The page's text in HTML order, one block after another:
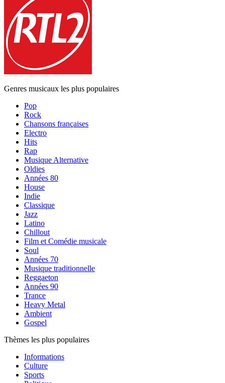
Genres musicaux les plus populaires
Pop
Rock
Chansons françaises
Electro
Hits
Rap
Musique Alternative
Oldies
Années 80
House
Indie
Classique
Jazz
Latino
Chillout
Film et Comédie musicale
Soul
Années 70
Musique traditionnelle
Reggaeton
Années 90
Trance
Heavy Metal
Ambient
Gospel
Thèmes les plus populaires
Informations
Culture
Sports